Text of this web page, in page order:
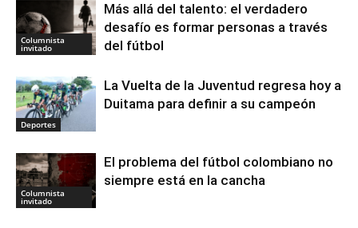
Columnista
invitado
Más allá del talento: el verdadero
desafío es formar personas a través
del fútbol
Deportes
La Vuelta de la Juventud regresa hoy a
Duitama para definir a su campeón
Columnista
invitado
El problema del fútbol colombiano no
siempre está en la cancha